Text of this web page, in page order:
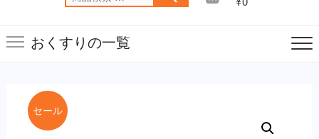
索
おくすりの一覧
セール